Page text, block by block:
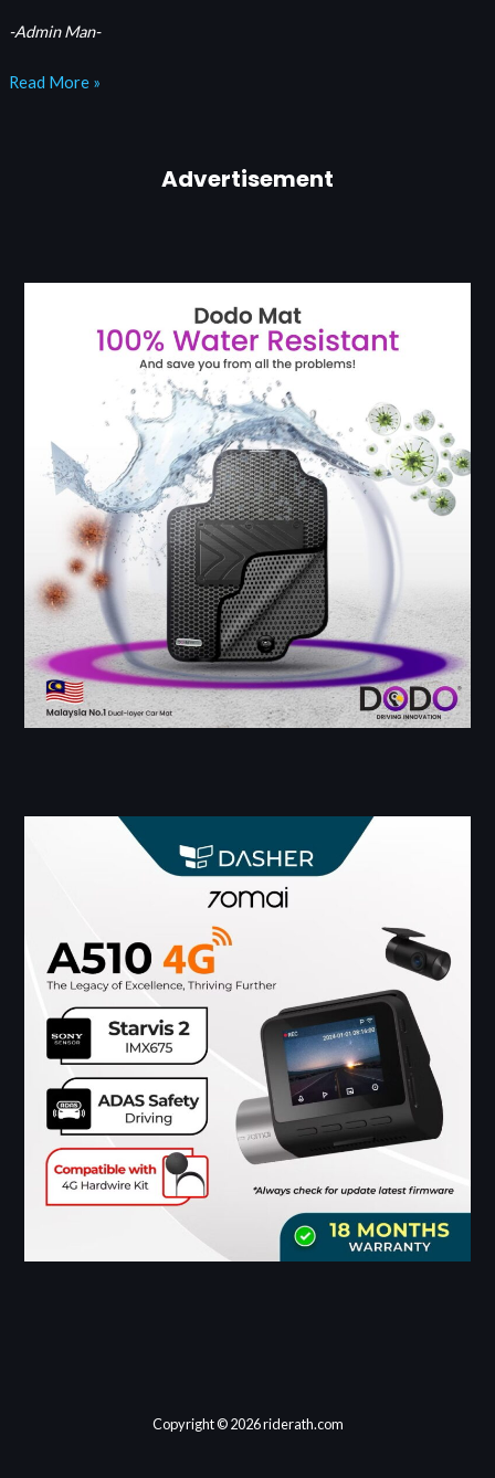
-Admin Man-
Read More »
Advertisement
Copyright © 2026 riderath.com